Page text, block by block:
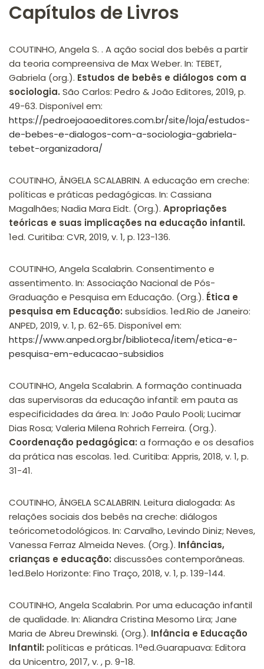
Capítulos de Livros
COUTINHO, Angela S. . A ação social dos bebês a partir
da teoria compreensiva de Max Weber. In: TEBET,
Gabriela (org.). Estudos de bebês e diálogos com a
sociologia. São Carlos: Pedro & João Editores, 2019, p.
49-63. Disponível em:
https://pedroejoaoeditores.com.br/site/loja/estudos-
de-bebes-e-dialogos-com-a-sociologia-gabriela-
tebet-organizadora/
COUTINHO, ÂNGELA SCALABRIN. A educação em creche:
políticas e práticas pedagógicas. In: Cassiana
Magalhães; Nadia Mara Eidt. (Org.). Apropriações
teóricas e suas implicações na educação infantil.
1ed. Curitiba: CVR, 2019, v. 1, p. 123-136.
COUTINHO, Angela Scalabrin. Consentimento e
assentimento. In: Associação Nacional de Pós-
Graduação e Pesquisa em Educação. (Org.). Ética e
pesquisa em Educação: subsídios. 1ed.Rio de Janeiro:
ANPED, 2019, v. 1, p. 62-65. Disponível em:
https://www.anped.org.br/biblioteca/item/etica-e-
pesquisa-em-educacao-subsidios
COUTINHO, Angela Scalabrin. A formação continuada
das supervisoras da educação infantil: em pauta as
especificidades da área. In: João Paulo Pooli; Lucimar
Dias Rosa; Valeria Milena Rohrich Ferreira. (Org.).
Coordenação pedagógica: a formação e os desafios
da prática nas escolas. 1ed. Curitiba: Appris, 2018, v. 1, p.
31-41.
COUTINHO, ÂNGELA SCALABRIN. Leitura dialogada: As
relações sociais dos bebês na creche: diálogos
teóricometodológicos. In: Carvalho, Levindo Diniz; Neves,
Vanessa Ferraz Almeida Neves. (Org.). Infâncias,
crianças e educação: discussões contemporâneas.
1ed.Belo Horizonte: Fino Traço, 2018, v. 1, p. 139-144.
COUTINHO, Angela Scalabrin. Por uma educação infantil
de qualidade. In: Aliandra Cristina Mesomo Lira; Jane
Maria de Abreu Drewinski. (Org.). Infância e Educação
Infantil: políticas e práticas. 1ªed.Guarapuava: Editora
da Unicentro, 2017, v. , p. 9-18.